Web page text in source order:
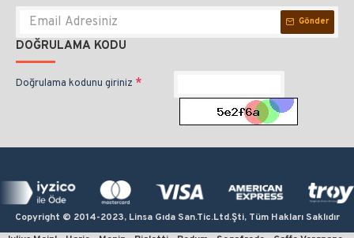
Gönder
DOĞRULAMA KODU
Doğrulama kodunu giriniz
Copyright © 2014-2023, Linsa Gıda San.Tic.Ltd.Şti, Tüm Hakları Saklıdır